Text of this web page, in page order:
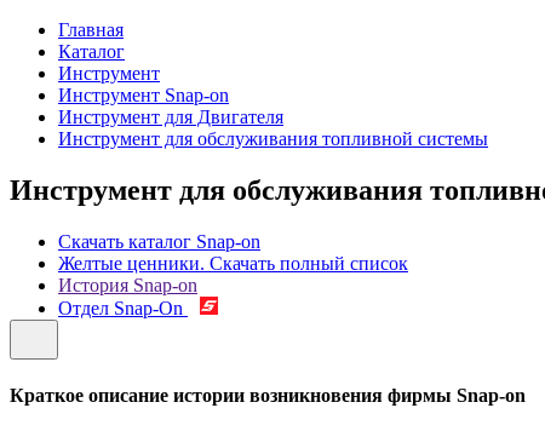
Главная
Каталог
Инструмент
Инструмент Snap-on
Инструмент для Двигателя
Инструмент для обслуживания топливной системы
Инструмент для обслуживания
Скачать каталог Snap-on
Желтые ценники. Скачать полный список
История Snap-on
Отдел Snap-On
Краткое описание истории возникновения фирмы Snap-on